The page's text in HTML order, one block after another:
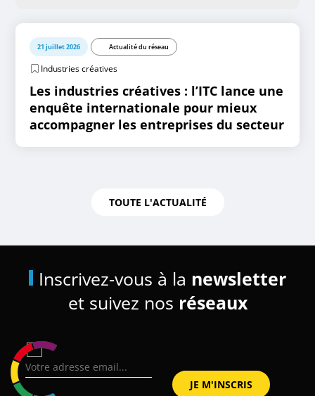
21 juillet 2026 Actualité du réseau
Industries créatives
Les industries créatives : l’ITC lance une
enquête internationale pour mieux
accompagner les entreprises du secteur
TOUTE L'ACTUALITÉ
Inscrivez-vous à la newsletter
et suivez nos réseaux